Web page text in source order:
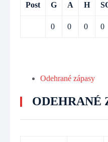
Post G A H
0 0 0 0
Odehrané zápasy
ODEHRANÉ